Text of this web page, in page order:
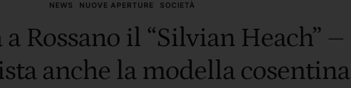
NEWS NUOVE APERTURE SOCIETÀ
Rossano il “Silvian Heach” –
anche la modella cosentina